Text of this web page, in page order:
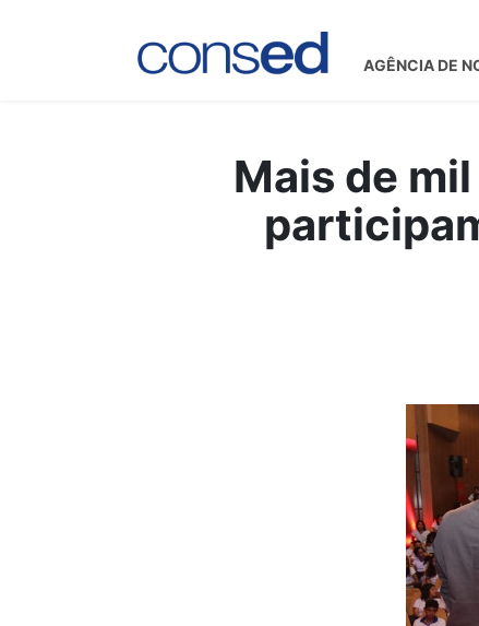
AGÊNCIA DE
Mais de